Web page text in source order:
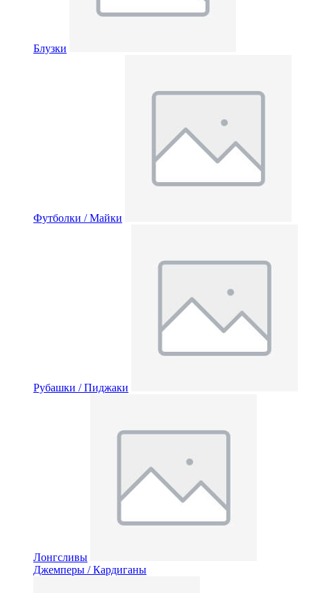
Блузки
Футболки / Майки
Рубашки / Пиджаки
Лонгсливы
Джемперы / Кардиганы